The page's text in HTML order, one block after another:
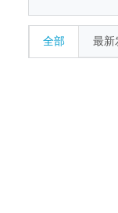
全部 最新